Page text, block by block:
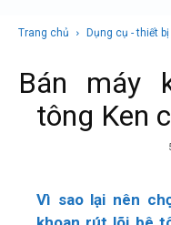
Trang chủ Dụng cụ - thiết
Bán máy
tông Ken
Vì sao lại nên